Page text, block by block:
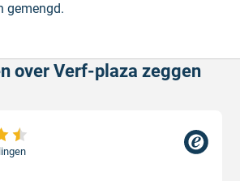
gemengd.
over Verf-plaza zeggen